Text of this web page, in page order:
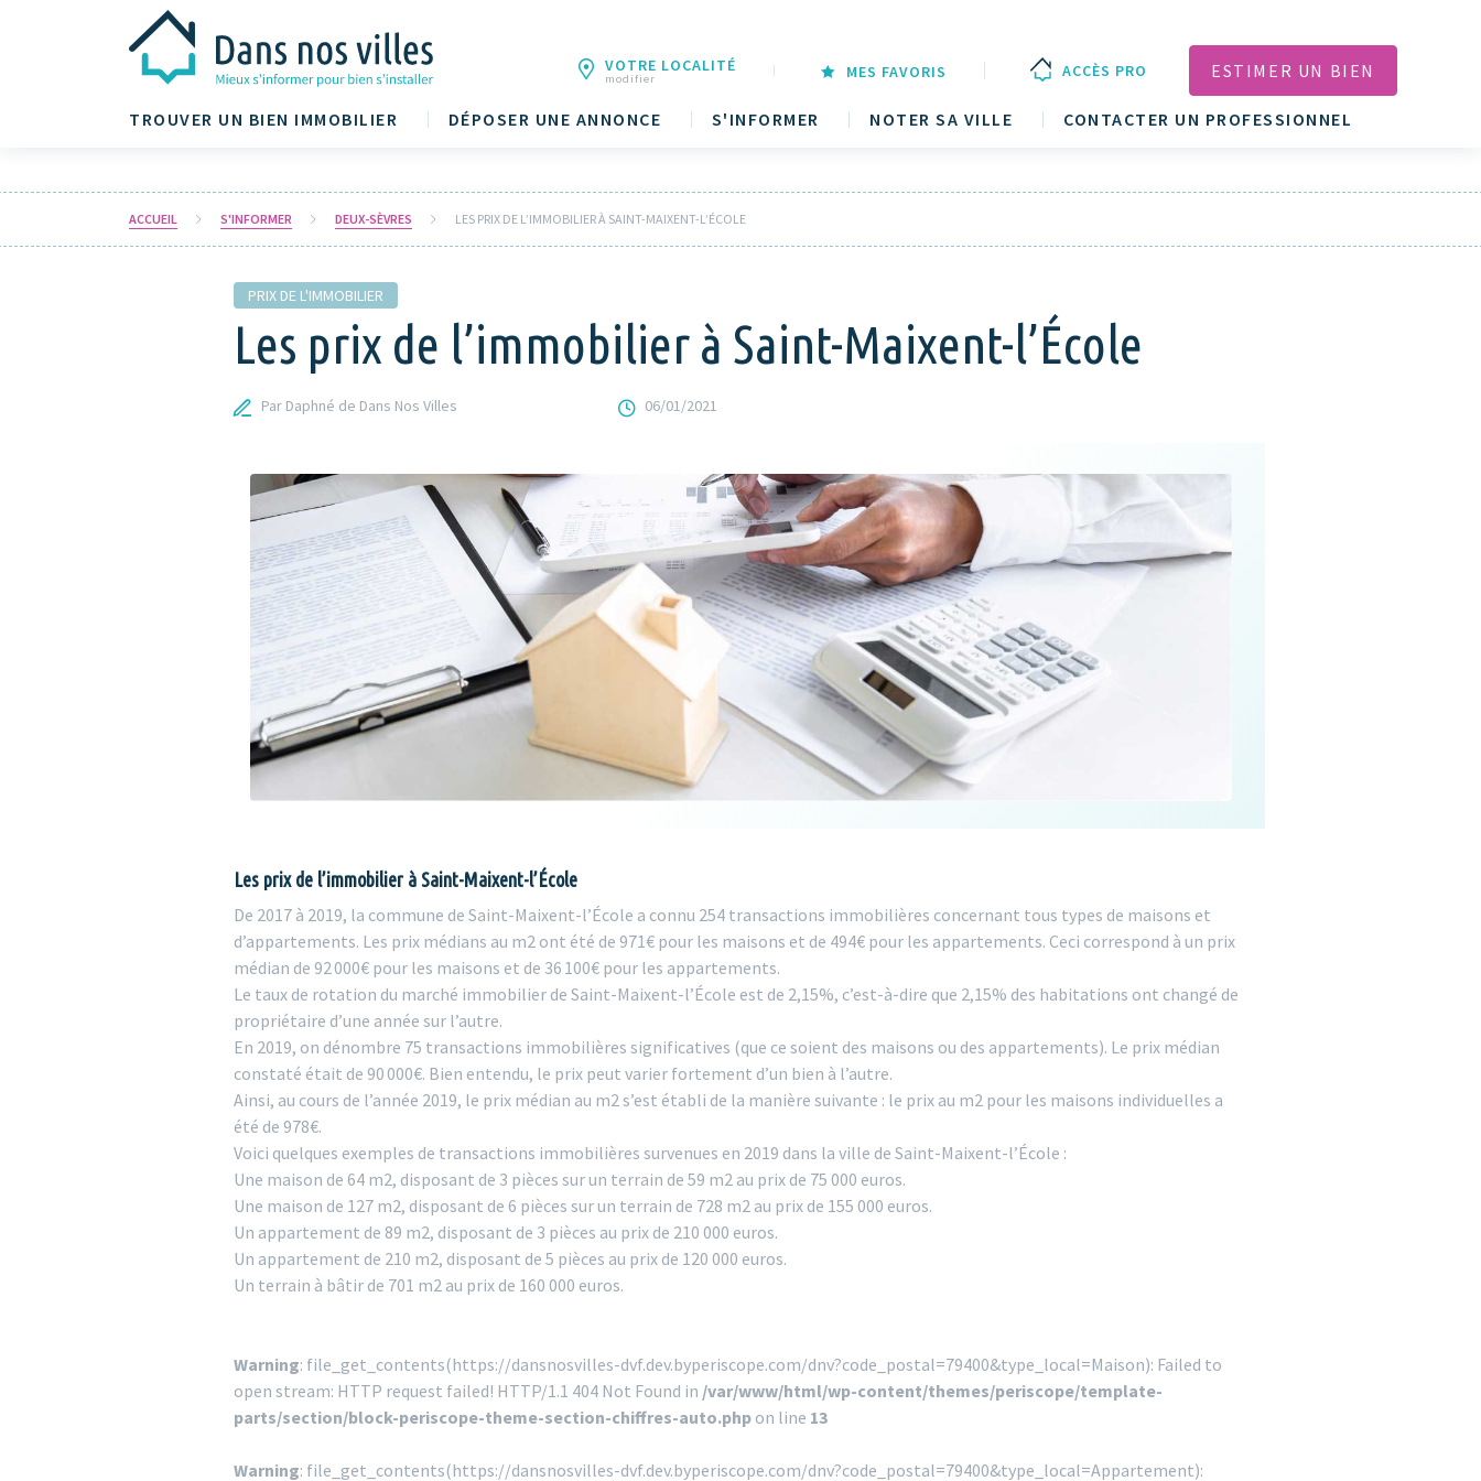
TROUVER UN BIEN IMMOBILIER DÉPOSER UNE ANNONCE S'INFORMER NOTER SA VILLE CONTACTER UN PROFESSIONNEL
VOTRE LOCALITÉ
modifier MES FAVORIS ACCÈS PRO ESTIMER UN BIEN
ACCUEIL S'INFORMER DEUX-SÈVRES LES PRIX DE L’IMMOBILIER À SAINT-MAIXENT-L’ÉCOLE
PRIX DE L'IMMOBILIER
Les prix de l’immobilier à Saint-Maixent-l’École
Par Daphné de Dans Nos Villes 06/01/2021
Les prix de l’immobilier à Saint-Maixent-l’École
De 2017 à 2019, la commune de Saint-Maixent-l’École a connu 254 transactions immobilières concernant tous types de maisons et
d’appartements. Les prix médians au m2 ont été de 971€ pour les maisons et de 494€ pour les appartements. Ceci correspond à un prix
médian de 92 000€ pour les maisons et de 36 100€ pour les appartements.
Le taux de rotation du marché immobilier de Saint-Maixent-l’École est de 2,15%, c’est-à-dire que 2,15% des habitations ont changé de
propriétaire d’une année sur l’autre.
En 2019, on dénombre 75 transactions immobilières significatives (que ce soient des maisons ou des appartements). Le prix médian
constaté était de 90 000€. Bien entendu, le prix peut varier fortement d’un bien à l’autre.
Ainsi, au cours de l’année 2019, le prix médian au m2 s’est établi de la manière suivante : le prix au m2 pour les maisons individuelles a
été de 978€.
Voici quelques exemples de transactions immobilières survenues en 2019 dans la ville de Saint-Maixent-l’École :
Une maison de 64 m2, disposant de 3 pièces sur un terrain de 59 m2 au prix de 75 000 euros.
Une maison de 127 m2, disposant de 6 pièces sur un terrain de 728 m2 au prix de 155 000 euros.
Un appartement de 89 m2, disposant de 3 pièces au prix de 210 000 euros.
Un appartement de 210 m2, disposant de 5 pièces au prix de 120 000 euros.
Un terrain à bâtir de 701 m2 au prix de 160 000 euros.
Warning: file_get_contents(https://dansnosvilles-dvf.dev.byperiscope.com/dnv?code_postal=79400&type_local=Maison): Failed to
open stream: HTTP request failed! HTTP/1.1 404 Not Found in /var/www/html/wp-content/themes/periscope/template-
parts/section/block-periscope-theme-section-chiffres-auto.php on line 13
Warning: file_get_contents(https://dansnosvilles-dvf.dev.byperiscope.com/dnv?code_postal=79400&type_local=Appartement):